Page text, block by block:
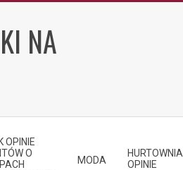
NA
OPINIE
O
MODA
HURTOWNIA
OPINIE